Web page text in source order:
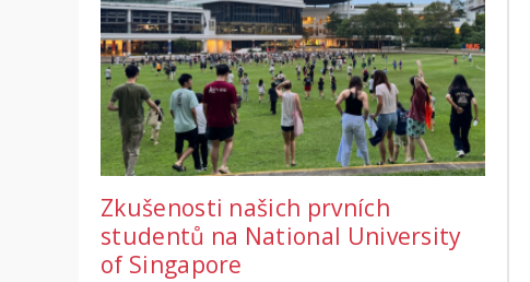
Zkušenosti našich prvních
studentů na National University
of Singapore